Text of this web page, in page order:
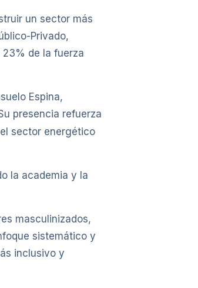
un sector más
Privado,
de la fuerza
Espina,
presencia refuerza
sector energético
la academia y la
masculinizados,
sistemático y
inclusivo y